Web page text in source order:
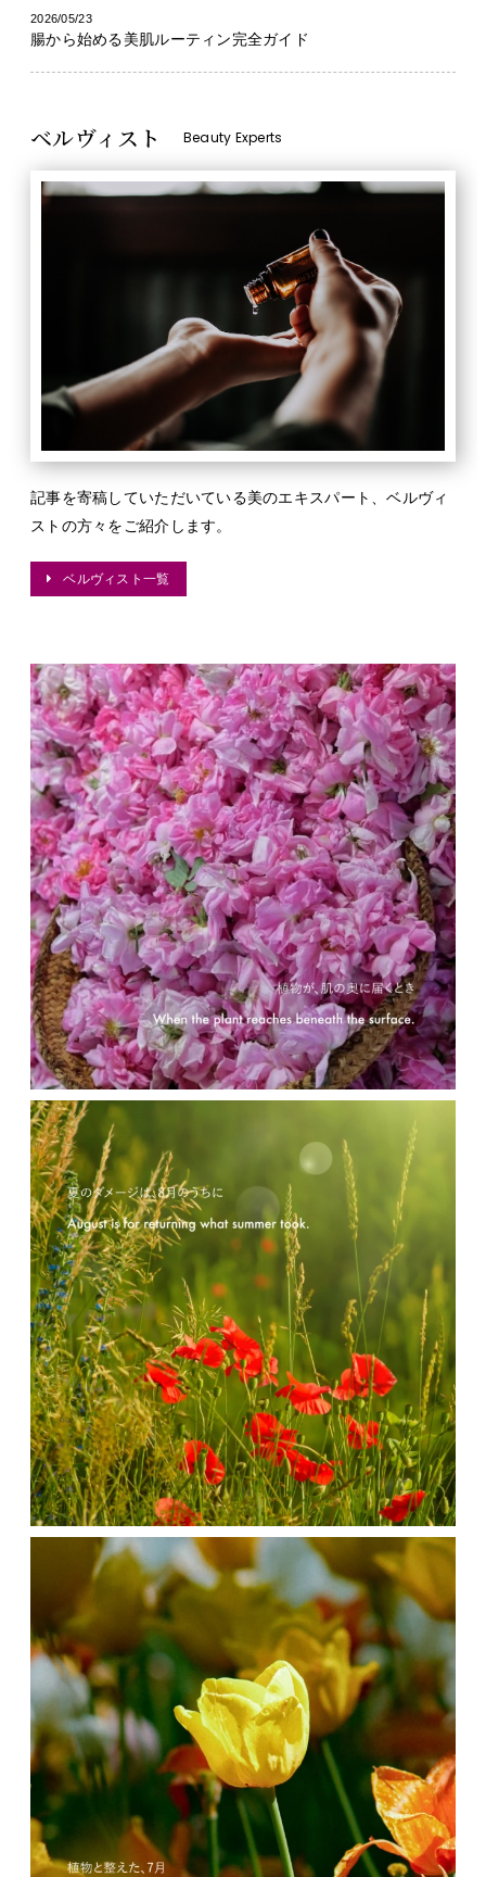
2026/05/23
腸から始める美肌ルーティン完全ガイド
ベルヴィスト Beauty Experts
記事を寄稿していただいている美のエキスパート、ベルヴィ
ストの方々をご紹介します。
ベルヴィスト一覧